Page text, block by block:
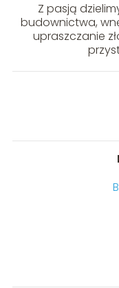
Z pasją
budownictwa,
upraszczanie